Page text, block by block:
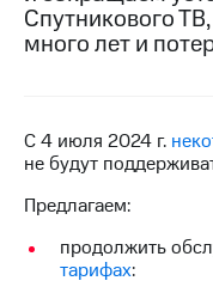
Тарифы
Роуминг
Семейная
группа
Заказать
SIM-
Акции
Скидка 30%
Тарифы
RED,
РИИЛ
и МТС
дешевле
при
Спутникового
много лет и
С 4 июля 2024 г.
не будут
Предлагаем:
продолжить
тарифах: